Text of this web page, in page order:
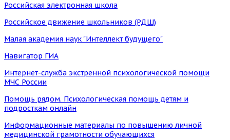
Российская электронная школа
Российское движение школьников (РДШ)
Малая академия наук "Интеллект будущего"
Навигатор ГИА
Интернет-служба экстренной психологической помощи
МЧС России
Помощь рядом. Психологическая помощь детям и
подросткам онлайн
Информационные материалы по повышению личной
медицинской грамотности обучающихся